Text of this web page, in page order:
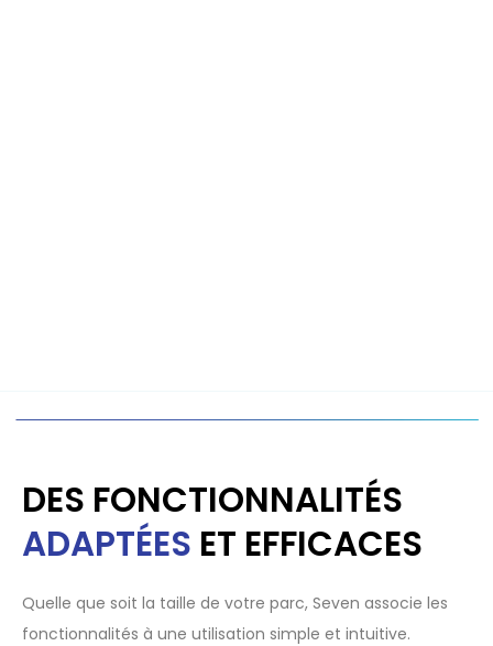
DES FONCTIONNALITÉS
ADAPTÉES ET EFFICACES
Quelle que soit la taille de votre parc, Seven associe les
fonctionnalités à une utilisation simple et intuitive.